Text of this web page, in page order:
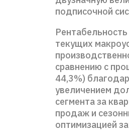
подписочной
текущих
сравнению с
44,3%)
увеличением
сегмента за
продаж и
оптимизацией